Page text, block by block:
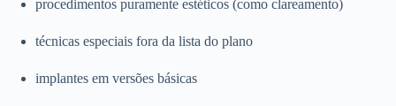
procedimentos puramente estéticos (como clareamento)
técnicas especiais fora da lista do plano
implantes em versões básicas